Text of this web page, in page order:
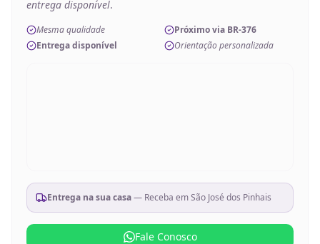
entrega disponível.
Mesma qualidade
Próximo via BR-376
Entrega disponível
Orientação personalizada
Entrega na sua casa— Receba emSão José dos Pinhais
Fale Conosco